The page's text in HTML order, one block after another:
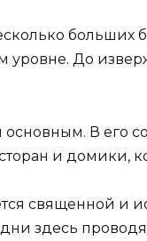
больших
уровне. До
основным. В его
и домики,
священной и
здесь